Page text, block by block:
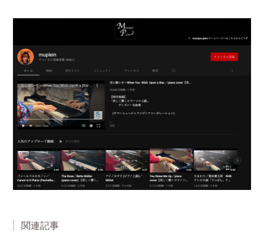
関連記事